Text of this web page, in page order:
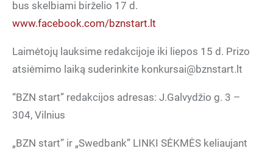
bus skelbiami birželio 17 d.
www.facebook.com/bznstart.lt
Laimėtojų lauksime redakcijoje iki liepos 15 d. Prizo
atsiėmimo laiką suderinkite konkursai@bznstart.lt
“BZN start” redakcijos adresas: J.Galvydžio g. 3 –
304, Vilnius
„BZN start” ir „Swedbank” LINKI SĖKMĖS keliaujant